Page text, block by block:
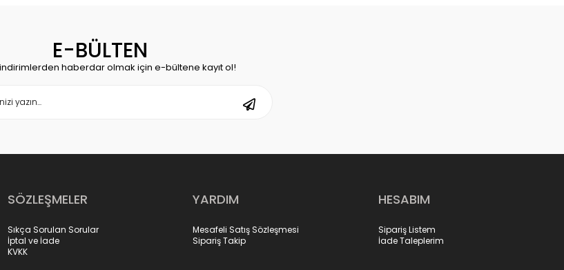
E-BÜLTEN
indirimlerden haberdar olmak için e-bültene kayıt ol!
SÖZLEŞMELER
Sıkça Sorulan Sorular
İptal ve İade
KVKK
YARDIM
Mesafeli Satış Sözleşmesi
Sipariş Takip
HESABIM
Sipariş Listem
İade Taleplerim